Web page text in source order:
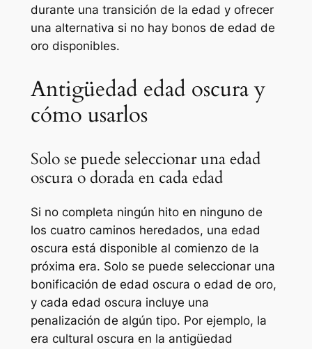
durante una transición de la edad y ofrecer
una alternativa si no hay bonos de edad de
oro disponibles.
Antigüedad edad oscura y
cómo usarlos
Solo se puede seleccionar una edad
oscura o dorada en cada edad
Si no completa ningún hito en ninguno de
los cuatro caminos heredados, una edad
oscura está disponible al comienzo de la
próxima era. Solo se puede seleccionar una
bonificación de edad oscura o edad de oro,
y cada edad oscura incluye una
penalización de algún tipo. Por ejemplo, la
era cultural oscura en la antigüedad